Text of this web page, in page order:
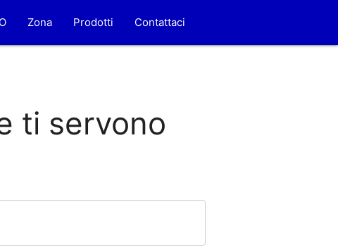
Zona Prodotti Contattaci
ti servono